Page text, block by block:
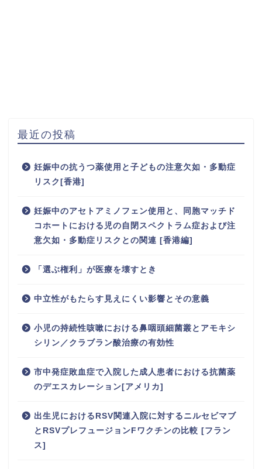
最近の投稿
妊娠中の抗うつ薬使用と子どもの注意欠如・多動症
リスク[香港]
妊娠中のアセトアミノフェン使用と、同胞マッチド
コホートにおける児の自閉スペクトラム症および注
意欠如・多動症リスクとの関連 [香港編]
「選ぶ権利」が医療を壊すとき
中立性がもたらす見えにくい影響とその意義
小児の持続性咳嗽における鼻咽頭細菌叢とアモキシ
シリン／クラブラン酸治療の有効性
市中発症敗血症で入院した成人患者における抗菌薬
のデエスカレーション[アメリカ]
出生児におけるRSV関連入院に対するニルセビマブ
とRSVプレフュージョンFワクチンの比較 [フラン
ス]